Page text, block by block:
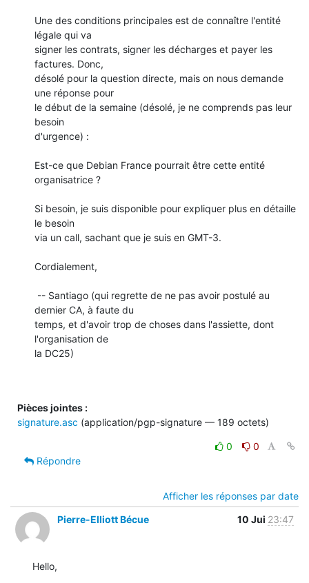
Une des conditions principales est de connaître l'entité
légale qui va
signer les contrats, signer les décharges et payer les
factures. Donc,
désolé pour la question directe, mais on nous demande
une réponse pour
le début de la semaine (désolé, je ne comprends pas leur
besoin
d'urgence) :
Est-ce que Debian France pourrait être cette entité
organisatrice ?
Si besoin, je suis disponible pour expliquer plus en détaille
le besoin
via un call, sachant que je suis en GMT-3.
Cordialement,
dernier CA, à faute du
temps, et d'avoir trop de choses dans l'assiette, dont
l'organisation de
la DC25)
Pièces jointes :
signature.asc (application/pgp-signature — 189 octets)
0
0
Répondre
Afficher les réponses par date
Pierre-Elliott Bécue
10 Jui 23:47
Hello,